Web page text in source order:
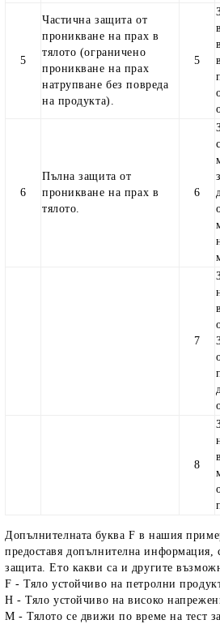
5
Частична защита от
проникване на прах в
тялото (ограничено
проникване на прах
натрупване без повреда
на продукта).
5
6
Пълна защита от
проникване на прах в
тялото.
6
7
8
Допълнителната буква F в нашия
предоставя допълнителна информация,
защита. Ето какви са и другите
F - Тяло устойчиво на петролни
H - Тяло устойчиво на високо
M - Тялото се движи по време на тест